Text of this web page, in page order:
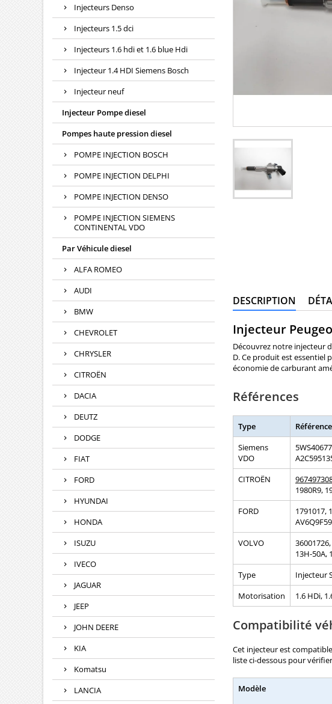
Injecteurs Denso
Injecteurs 1.5 dci
Injecteurs 1.6 hdi et 1.6 blue Hdi
Injecteur 1.4 HDI Siemens Bosch
Injecteur neuf
Injecteur Pompe diesel
Pompes haute pression diesel
POMPE INJECTION BOSCH
POMPE INJECTION DELPHI
POMPE INJECTION DENSO
POMPE INJECTION SIEMENS
CONTINENTAL VDO
Par Véhicule diesel
ALFA ROMEO
AUDI
BMW
CHEVROLET
CHRYSLER
CITROËN
DACIA
DEUTZ
DODGE
FIAT
FORD
HYUNDAI
HONDA
ISUZU
IVECO
JAGUAR
JEEP
JOHN DEERE
KIA
Komatsu
LANCIA
DESCRIPTION
Injecteur
Découvrez notre injecteur
D. Ce produit est
économie de carburant
Références
Type
Siemens
VDO
5WS40677
CITROËN
1980R9,
FORD
1791017,
VOLVO
13H-50A,
Type
Injecteur
Motorisation
1.6 HDi,
Compatibilité
Cet injecteur est
liste ci-dessous pour
Modèle